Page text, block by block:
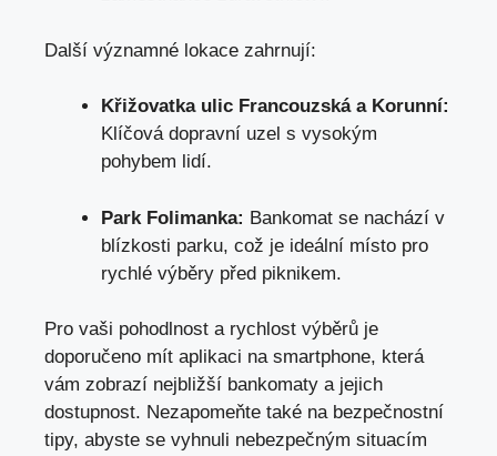
Další významné lokace zahrnují:
Křižovatka ulic Francouzská a Korunní:
Klíčová dopravní uzel s vysokým
pohybem lidí.
Park Folimanka: Bankomat se nachází v
blízkosti parku, což je ideální místo pro
rychlé výběry před piknikem.
Pro vaši pohodlnost a rychlost výběrů je
doporučeno mít aplikaci na smartphone, která
vám zobrazí nejbližší bankomaty a jejich
dostupnost. Nezapomeňte také na bezpečnostní
tipy, abyste se vyhnuli nebezpečným situacím